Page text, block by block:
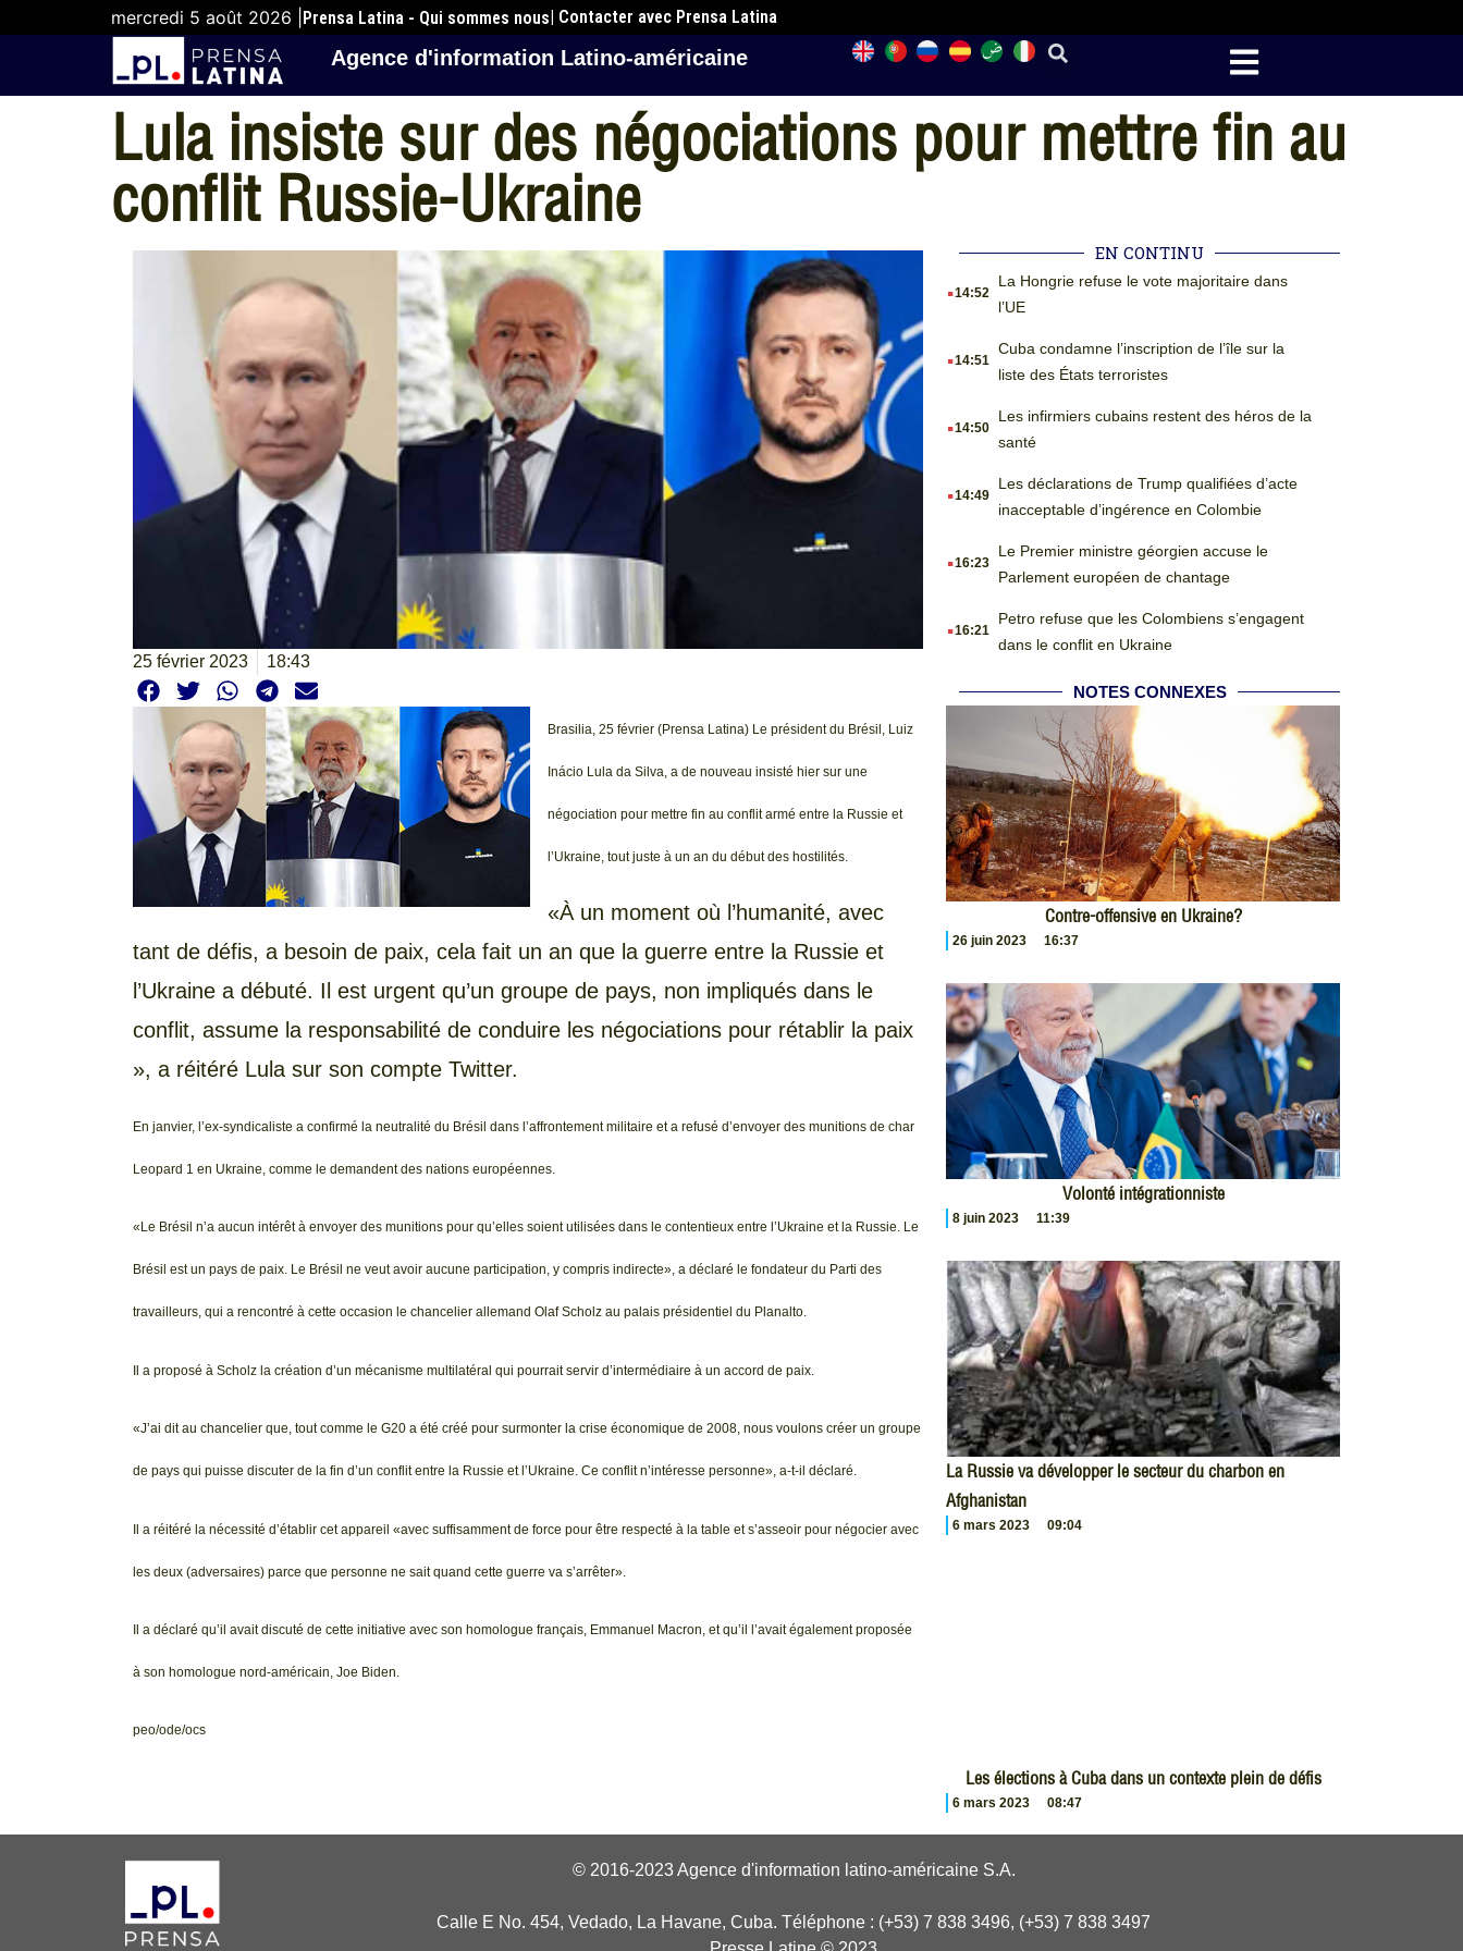
mercredi 5 août 2026 | Prensa Latina - Qui sommes nous| Contacter avec Prensa Latina
Agence d'information Latino-américaine
Lula insiste sur des négociations pour mettre fin au
conflit Russie-Ukraine
25 février 2023 18:43
Brasilia, 25 février (Prensa Latina) Le président du Brésil, Luiz
Inácio Lula da Silva, a de nouveau insisté hier sur une
négociation pour mettre fin au conflit armé entre la Russie et
l’Ukraine, tout juste à un an du début des hostilités.
«À un moment où l’humanité, avec
tant de défis, a besoin de paix, cela fait un an que la guerre entre la Russie et
l’Ukraine a débuté. Il est urgent qu’un groupe de pays, non impliqués dans le
conflit, assume la responsabilité de conduire les négociations pour rétablir la paix
», a réitéré Lula sur son compte Twitter.
En janvier, l’ex-syndicaliste a confirmé la neutralité du Brésil dans l’affrontement militaire et a refusé d’envoyer des munitions de char
Leopard 1 en Ukraine, comme le demandent des nations européennes.
«Le Brésil n’a aucun intérêt à envoyer des munitions pour qu’elles soient utilisées dans le contentieux entre l’Ukraine et la Russie. Le
Brésil est un pays de paix. Le Brésil ne veut avoir aucune participation, y compris indirecte», a déclaré le fondateur du Parti des
travailleurs, qui a rencontré à cette occasion le chancelier allemand Olaf Scholz au palais présidentiel du Planalto.
Il a proposé à Scholz la création d’un mécanisme multilatéral qui pourrait servir d’intermédiaire à un accord de paix.
«J’ai dit au chancelier que, tout comme le G20 a été créé pour surmonter la crise économique de 2008, nous voulons créer un groupe
de pays qui puisse discuter de la fin d’un conflit entre la Russie et l’Ukraine. Ce conflit n’intéresse personne», a-t-il déclaré.
Il a réitéré la nécessité d’établir cet appareil «avec suffisamment de force pour être respecté à la table et s’asseoir pour négocier avec
les deux (adversaires) parce que personne ne sait quand cette guerre va s’arrêter».
Il a déclaré qu’il avait discuté de cette initiative avec son homologue français, Emmanuel Macron, et qu’il l’avait également proposée
à son homologue nord-américain, Joe Biden.
peo/ode/ocs
EN CONTINU
.14:52
La Hongrie refuse le vote majoritaire dans
l’UE
.14:51
Cuba condamne l’inscription de l’île sur la
liste des États terroristes
.14:50
Les infirmiers cubains restent des héros de la
santé
.14:49
Les déclarations de Trump qualifiées d’acte
inacceptable d’ingérence en Colombie
.16:23
Le Premier ministre géorgien accuse le
Parlement européen de chantage
.16:21
Petro refuse que les Colombiens s’engagent
dans le conflit en Ukraine
NOTES CONNEXES
Contre-offensive en Ukraine?
26 juin 2023 16:37
Volonté intégrationniste
8 juin 2023 11:39
La Russie va développer le secteur du charbon en
Afghanistan
6 mars 2023 09:04
Les élections à Cuba dans un contexte plein de défis
6 mars 2023 08:47
© 2016-2023 Agence d'information latino-américaine S.A.
Calle E No. 454, Vedado, La Havane, Cuba. Téléphone : (+53) 7 838 3496, (+53) 7 838 3497